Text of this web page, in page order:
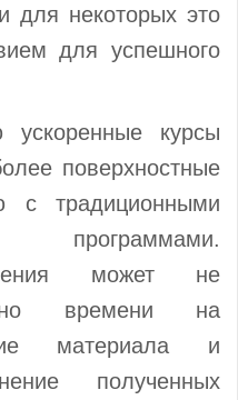
для некоторых это
для успешного
ускоренные курсы
поверхностные
с традиционными
программами.
может не
времени на
материала и
полученных